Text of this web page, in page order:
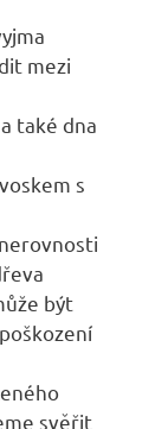
mezi
také dna
s
být
svěřit